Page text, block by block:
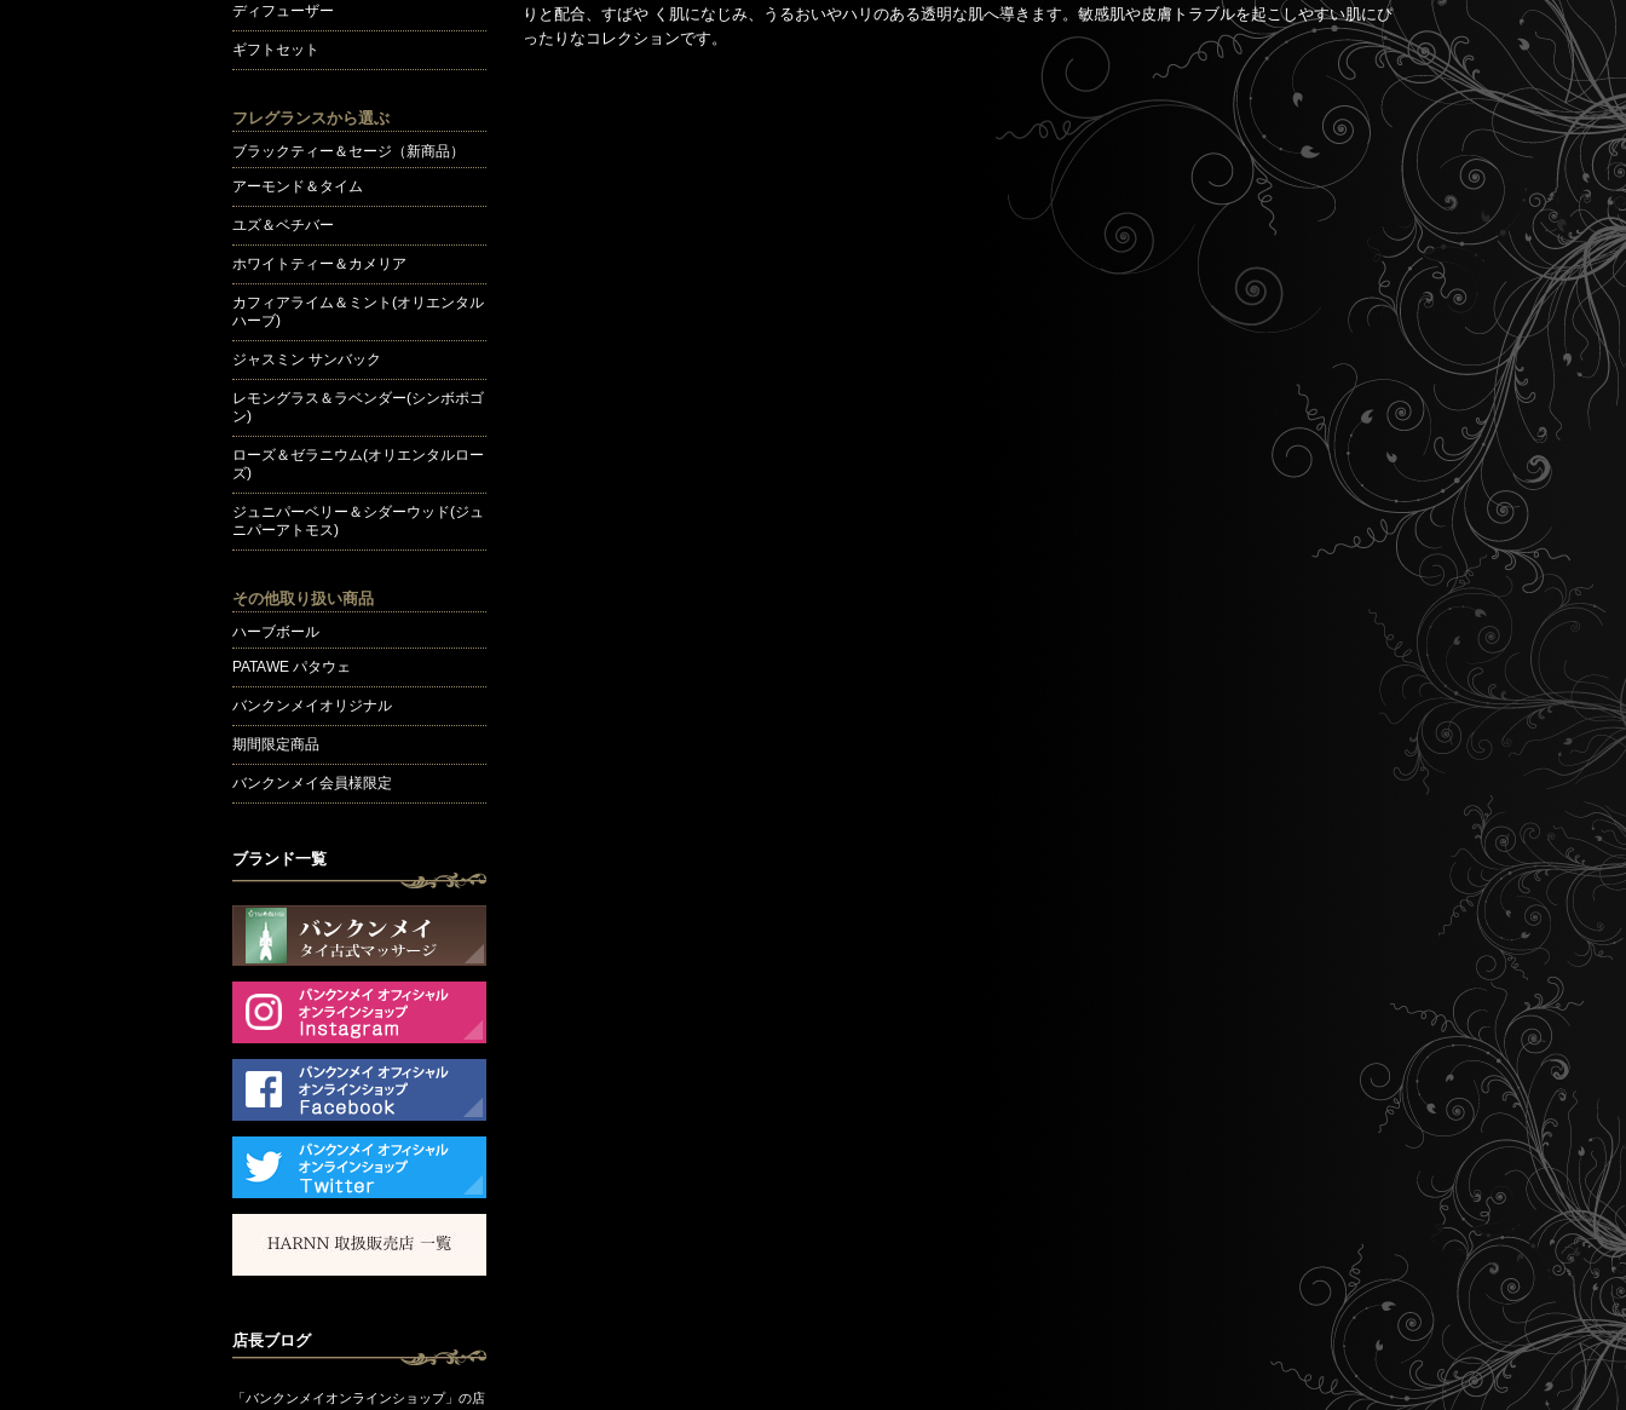
りと配合、すばや く肌になじみ、うるおいやハリのある透明な肌へ導きます。敏感肌や皮膚トラブルを起こしやすい肌にぴ
ったりなコレクションです。
ディフューザー
ギフトセット
フレグランスから選ぶ
ブラックティー＆セージ（新商品）
アーモンド＆タイム
ユズ＆ベチバー
ホワイトティー＆カメリア
カフィアライム＆ミント(オリエンタル
ハーブ)
ジャスミン サンバック
レモングラス＆ラベンダー(シンボポゴ
ン)
ローズ＆ゼラニウム(オリエンタルロー
ズ)
ジュニパーベリー＆シダーウッド(ジュ
ニパーアトモス)
その他取り扱い商品
ハーブボール
PATAWE パタウェ
バンクンメイオリジナル
期間限定商品
バンクンメイ会員様限定
ブランド一覧
店長ブログ
「バンクンメイオンラインショップ」の店